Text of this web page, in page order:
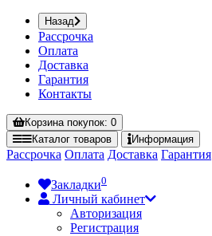
Назад
Рассрочка
Оплата
Доставка
Гарантия
Контакты
Корзинапокупок: 0
Каталог товаров Информация
Рассрочка Оплата Доставка Гарантия
Закладки0
Личный кабинет
Авторизация
Регистрация